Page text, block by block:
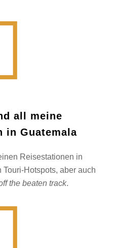
all meine
in Guatemala
Reisestationen in
Hotspots, aber auch
the beaten track.